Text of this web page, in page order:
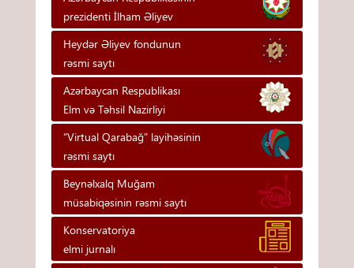
prezidenti İlham Əliyev
Heydər Əliyev fondunun
rəsmi saytı
Azərbaycan Respublikası
Elm və Təhsil Nazirliyi
“Virtual Qarabağ” layihəsinin
rəsmi saytı
Beynəlxalq Muğam
müsabiqəsinin rəsmi saytı
Konservatoriya
elmi jurnalı